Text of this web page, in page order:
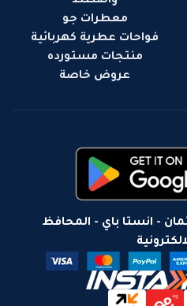
معطرات جو
فواحات عطرية كهربائية
منتجات مستورده
عروض خاصة
- انستا باي - المحافظ